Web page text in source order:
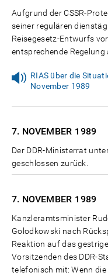
Aufgrund der CSSR-
seiner regulären
Reisegesetz-Entwurfs
entsprechende Regelung
RIAS über die
November 1989
7. NOVEMBER 1989
Der DDR-Ministerrat
geschlossen zurück.
7. NOVEMBER 1989
Kanzleramtsminister
Golodkowski nach
Reaktion auf das
Vorsitzenden des DDR-
telefonisch mit: Wenn